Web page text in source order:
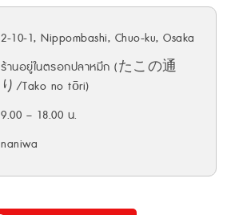
2-10-1, Nippombashi, Chuo-ku, Osaka
ร้านอยู่ในตรอกปลาหมึก (たこの通
り/Tako no tōri)
9.00 – 18.00 น.
naniwa